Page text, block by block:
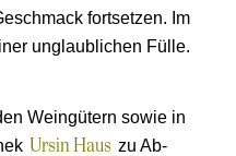
fortsetzen. Im
unglaublichen Fülle.
Weingütern sowie in
Ursin Haus zu Ab-